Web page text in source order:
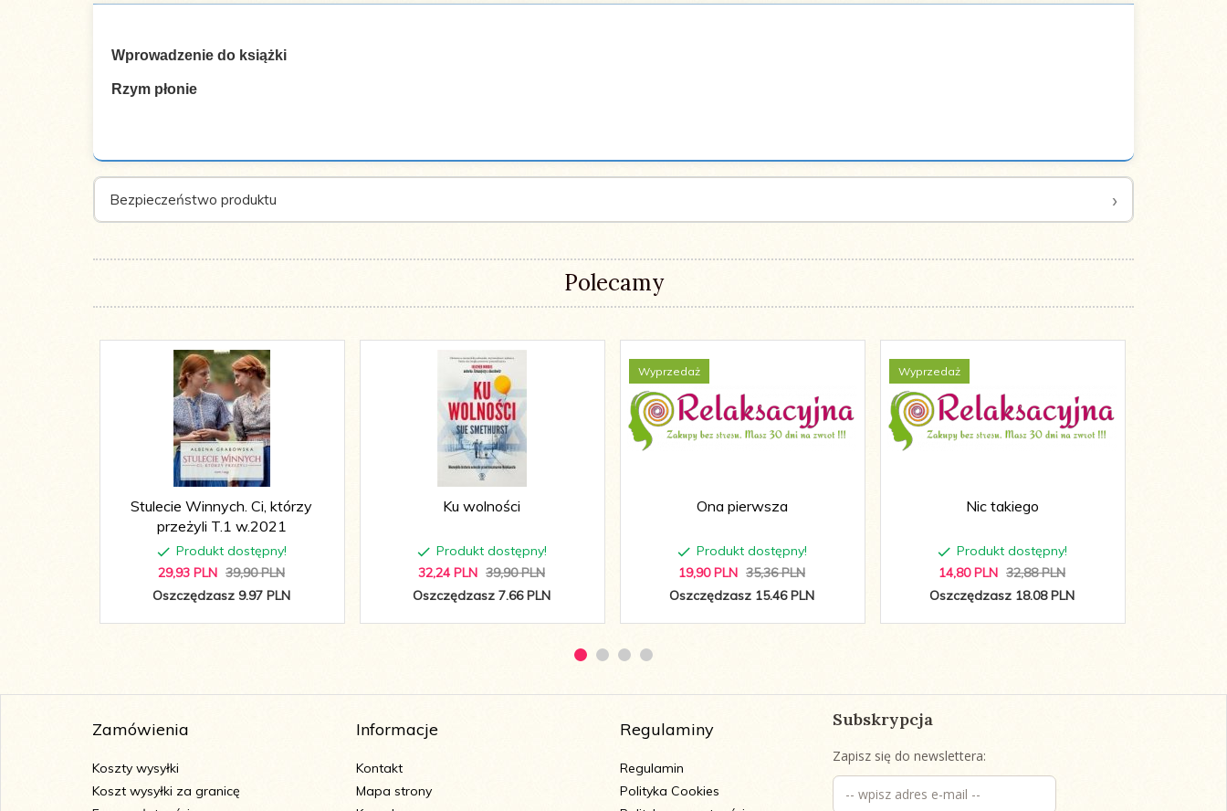
Wprowadzenie do książki
Rzym płonie
Objętość: 560
wydania:
2009
Bezpieczeństwo produktu
Polecamy
Stulecie Winnych. Ci, którzy
przeżyli T.1 w.2021
Produkt dostępny!
29,93 PLN 39,90 PLN
Oszczędzasz 9.97 PLN
Ku wolności
Produkt dostępny!
32,24 PLN 39,90 PLN
Oszczędzasz 7.66 PLN
Wyprzedaż
Ona pierwsza
Produkt dostępny!
19,90 PLN 35,36 PLN
Oszczędzasz 15.46 PLN
Wyprzedaż
Nic takiego
Produkt dostępny!
14,80 PLN 32,88 PLN
Oszczędzasz 18.08 PLN
Zamówienia
Koszty wysyłki
Koszt wysyłki za granicę
Informacje
Kontakt
Mapa strony
Regulaminy
Regulamin
Polityka Cookies
Subskrypcja
Zapisz się do newslettera: